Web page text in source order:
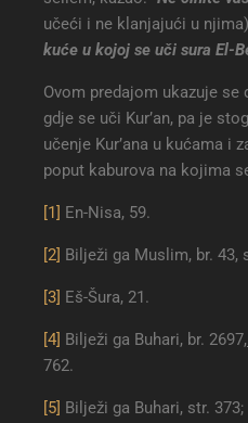
učeći i ne klanjajući u
kuće u kojoj se uči sura El-
Ovom predajom ukazuje se
gdje se uči Kur’an, pa je
učenje Kur’ana u kućama i
poput kaburova na kojima
[1] En-Nisa, 59.
[2] Bilježi ga Muslim, br. 43,
[3] Eš-Šura, 21.
[4] Bilježi ga Buhari, br. 2697,
762.
[5] Bilježi ga Buhari, str.